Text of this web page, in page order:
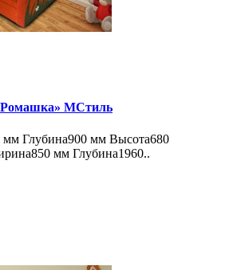
МСтиль
Глубина900 мм Высота680
мм Глубина1960..